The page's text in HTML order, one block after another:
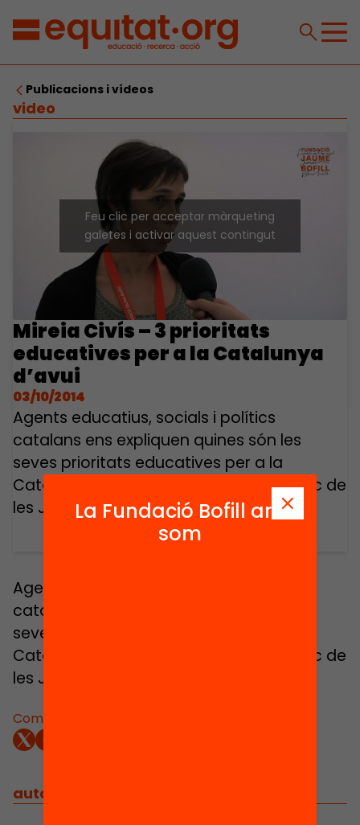
Publicacions i vídeos
video
Feu clic per acceptar màrqueting
galetes i activar aquest contingut
Mireia Civís – 3 prioritats
educatives per a la Catalunya
d’avui
03/10/2014
Agents educatius, socials i polítics
catalans ens expliquen quines són les
seves prioritats educatives per a la
Catalunya d’avui. Intervenció en el marc de
les Jornades Educació Avui 2012.
Comparteix:
Agents educatius, socials i polítics
catalans ens expliquen quines són les
seves prioritats educatives per a la
Catalunya d’avui. Intervenció en el marc de
les Jornades Educació Avui 2012.
autors
La Fundació Bofill ara
som